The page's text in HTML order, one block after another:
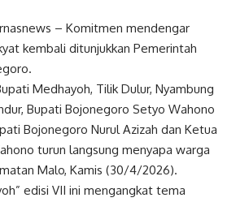
– Komitmen mendengar
kembali ditunjukkan Pemerintah
Medhayoh, Tilik Dulur, Nyambung
Bupati Bojonegoro Setyo Wahono
Bojonegoro Nurul Azizah dan Ketua
turun langsung menyapa warga
Malo, Kamis (30/4/2026).
edisi VII ini mengangkat tema